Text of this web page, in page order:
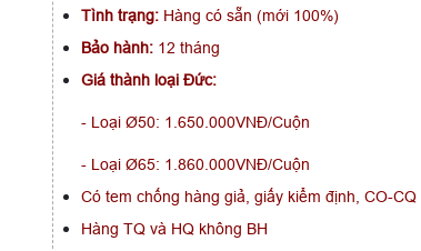
Tình trạng: Hàng có sẵn (mới 100%)
Bảo hành: 12 tháng
Giá thành loại Đức:
- Loại Ø50: 1.650.000VNĐ/Cuộn
- Loại Ø65: 1.860.000VNĐ/Cuộn
Có tem chống hàng giả, giấy kiểm định, CO-CQ
Hàng TQ và HQ không BH